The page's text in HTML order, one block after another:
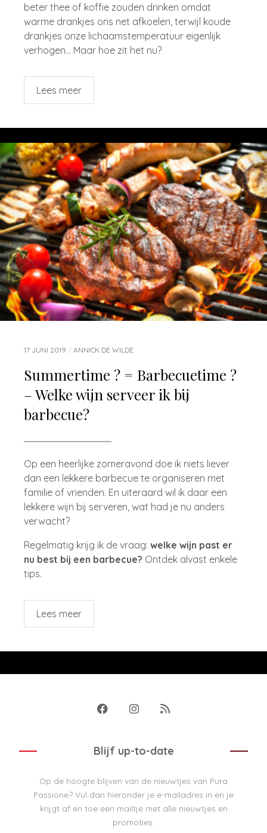
beter thee of koffie zouden drinken omdat
warme drankjes ons net afkoelen, terwijl koude
drankjes onze lichaamstemperatuur eigenlijk
verhogen… Maar hoe zit het nu?
Lees meer
17 JUNI 2019 / ANNICK DE WILDE
Summertime ? = Barbecuetime ?
– Welke wijn serveer ik bij
barbecue?
Op een heerlijke zomeravond doe ik niets liever
dan een lekkere barbecue te organiseren met
familie of vrienden. En uiteraard wil ik daar een
lekkere wijn bij serveren, wat had je nu anders
verwacht?
Regelmatig krijg ik de vraag: welke wijn past er
nu best bij een barbecue? Ontdek alvast enkele
tips.
Lees meer
Blijf up-to-date
Op de hoogte blijven van de nieuwtjes van Pura
Passione? Vul dan hieronder je e-mailadres in en je
krijgt af en toe een mailtje met alle nieuwtjes en
promoties.